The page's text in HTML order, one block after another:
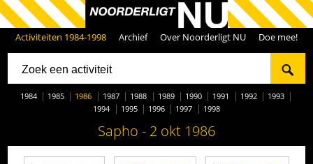
Activiteiten 1984-1998 Archief Over Noorderligt NU Doe mee!
1984 1985 1986 1987 1988 1989 1990 1991 1992
1993
1994
1995 1996 1997 1998
Sapho - 2 okt 1986